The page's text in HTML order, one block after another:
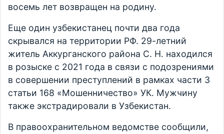
восемь лет возвращен на родину.
Еще один узбекистанец почти два года
скрывался на территории РФ. 29-летний
житель Аккурганского района С. Н. находился
в розыске с 2021 года в связи с подозрениями
в совершении преступлений в рамках части 3
статьи 168 «Мошенничество» УК. Мужчину
также экстрадировали в Узбекистан.
В правоохранительном ведомстве сообщили,